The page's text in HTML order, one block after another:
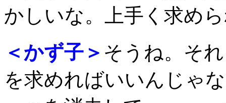
かしいな。上手く求め
＜かず子＞ そうね。そ
を求めればいいんじゃ